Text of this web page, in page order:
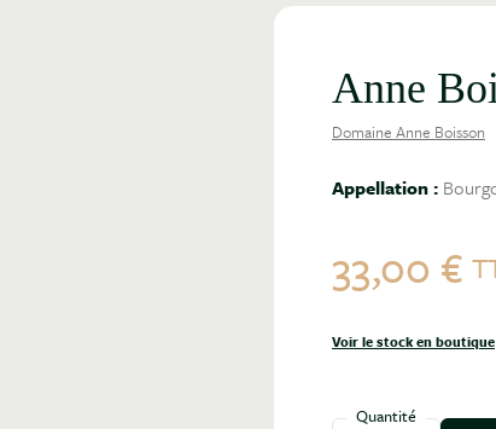
Anne
Domaine Anne Boisson
Appellation :
33,00 €
Voir le stock en boutique
Quantité